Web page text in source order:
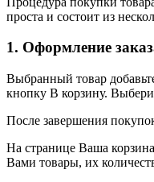
проста и состоит из
1. Оформление
Выбранный товар
кнопку В корзину.
После завершения
На странице Ваша
Вами товары, их